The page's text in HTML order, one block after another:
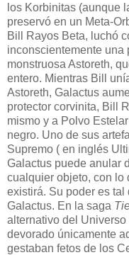
los Korbinitas (aunque
preservó en un Meta-
Bill Rayos Beta, luchó
inconscientemente una
monstruosa Astoreth,
entero. Mientras Bill
Astoreth, Galactus
protector corvinita, Bill
mismo y a Polvo
negro. Uno de sus
Supremo ( en inglés
Galactus puede anular
cualquier objeto, con lo
existirá. Su poder es
Galactus. En la saga
alternativo del
devorado únicamente
gestaban fetos de los